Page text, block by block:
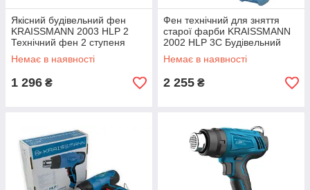
Якісний будівельний фен
KRAISSMANN 2003 HLP 2
Технічний фен 2 ступеня
нагріву, Термофен
Немає в наявності
1 296 ₴
Фен технічний для зняття
старої фарби KRAISSMANN
2002 HLP 3C Будівельний
мережевий фен( Кейс,
насадки)
Немає в наявності
2 255 ₴